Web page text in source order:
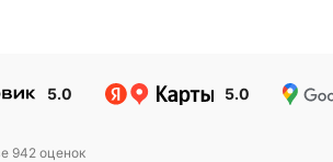
5.0 5.0
942 оценок